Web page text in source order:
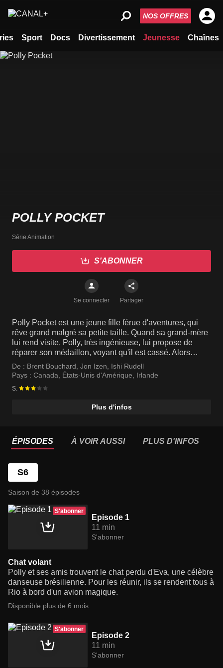
Sport Docs Divertissement Jeunesse Chaînes
NOS OFFRES
POLLY POCKET
Série Animation
S'ABONNER
Se connecter Partager
Polly Pocket est une jeune fille férue d'aventures, qui
rêve grand malgré sa petite taille. Quand sa grand-mère
lui rend visite, Polly, très ingénieuse, lui propose de
réparer son médaillon, voyant qu'il est cassé. Alors
qu'elle travaille sur le bijou, Polly découvre qu'il a le
pouvoir de la rétrécir ! Sa grand-mère lui raconte
que Polly pourra en faire bon usage.
De : Brent Bouchard Jon Izen
Ishi Rudell
Pays : Canada États-Unis d'Amérique Irlande
S.
Plus d'infos
ÉPISODES À VOIR AUSSI PLUS D'INFOS
S6
Saison de 38 épisodes
S'abonner
Episode 1
11 min
S'abonner
Chat volant
Polly et ses amis trouvent le chat perdu d'Eva, une célèbre
danseuse brésilienne. Pour les réunir, ils se rendent tous à
Rio à bord d'un avion magique.
Disponible plus de 6 mois
S'abonner
Episode 2
11 min
S'abonner